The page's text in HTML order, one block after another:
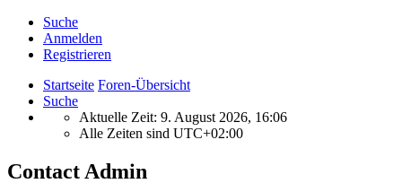
Suche
Anmelden
Registrieren
Startseite Foren-Übersicht
Suche
Aktuelle Zeit: 9. August 2026, 16:06
Alle Zeiten sind UTC+02:00
Contact Admin